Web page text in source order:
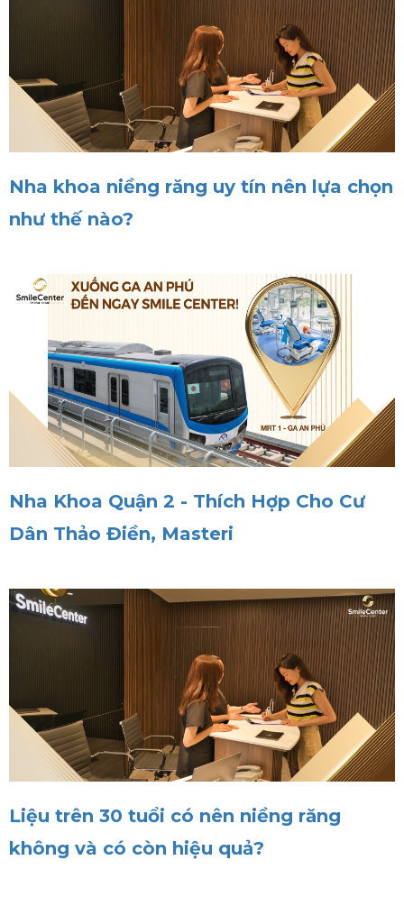
Nha khoa niềng răng uy tín nên lựa chọn
như thế nào?
Nha Khoa Quận 2 - Thích Hợp Cho Cư
Dân Thảo Điền, Masteri
Liệu trên 30 tuổi có nên niềng răng
không và có còn hiệu quả?